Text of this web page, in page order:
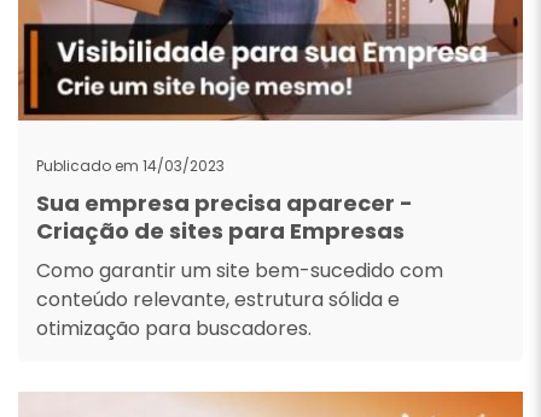
Publicado em 14/03/2023
Sua empresa precisa aparecer -
Criação de sites para Empresas
Como garantir um site bem-sucedido com
conteúdo relevante, estrutura sólida e
otimização para buscadores.